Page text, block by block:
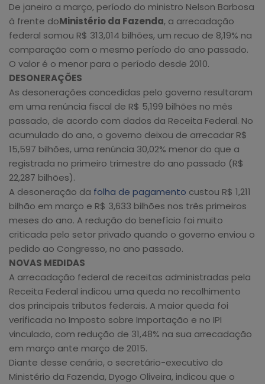
De janeiro a março, período do ministro Nelson Barbosa
à frente doMinistério da Fazenda, a arrecadação
federal somou R$ 313,014 bilhões, um recuo de 8,19% na
comparação com o mesmo período do ano passado.
O valor é o menor para o período desde 2010.
DESONERAÇÕES
As desonerações concedidas pelo governo resultaram
em uma renúncia fiscal de R$ 5,199 bilhões no mês
passado, de acordo com dados da Receita Federal. No
acumulado do ano, o governo deixou de arrecadar R$
15,597 bilhões, uma renúncia 30,02% menor do que a
registrada no primeiro trimestre do ano passado (R$
22,287 bilhões).
A desoneração da folha de pagamento custou R$ 1,211
bilhão em março e R$ 3,633 bilhões nos três primeiros
meses do ano. A redução do benefício foi muito
criticada pelo setor privado quando o governo enviou o
pedido ao Congresso, no ano passado.
NOVAS MEDIDAS
A arrecadação federal de receitas administradas pela
Receita Federal indicou uma queda no recolhimento
dos principais tributos federais. A maior queda foi
verificada no Imposto sobre Importação e no IPI
vinculado, com redução de 31,48% na sua arrecadação
em março ante março de 2015.
Diante desse cenário, o secretário-executivo do
Ministério da Fazenda, Dyogo Oliveira, indicou que o